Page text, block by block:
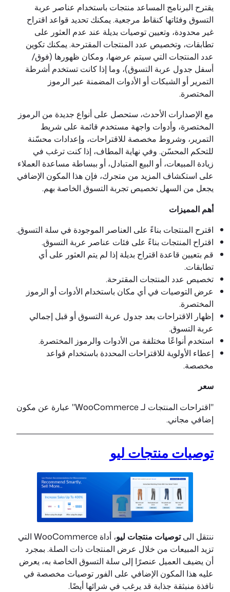
يقترح البرنامج المساعد منتجات باستخدام عناصر عربة
التسوق وفئاتها كنقاط مرجعية. يمكنك تحديد قواعد اقتراح
غير محدودة، وتعيين توصيات بديلة عند عدم العثور على
تطابقات، وتخصيص عدد المنتجات المقترحة. يمكنك تكوين
عدد المنتجات التي سيتم عرضها، ومكان ظهورها (فوق/
أسفل جدول عربة التسوق)، وما إذا كانت تستخدم أشرطة
التمرير أو الشبكات أو الأدوات المضمنة عبر الرموز
المختصرة.
مع الإصدارات الأحدث، ستحصل على أنواع جديدة من الرموز
المختصرة، وأدوات واجهة مستخدم قائمة على شريط
التمرير، وشروط مخصصة للاقتراحات، وإعدادات محسّنة
للتحكم المحسّن. وفي نهاية المطاف، إذا كنت ترغب في
زيادة المبيعات، أو البيع المتبادل، أو ببساطة مساعدة العملاء
على استكشاف المزيد من متجرك، فإن هذا المكون الإضافي
يجعل من السهل تخصيص تجربة التسوق الخاصة بهم.
أهم المميزات
اقترح المنتجات بناءً على العناصر الموجودة في سلة التسوق.
اقتراح المنتجات بناءً على فئات عناصر عربة التسوق.
قم بتعيين قاعدة اقتراح بديلة إذا لم يتم العثور على أي
تطابقات.
تخصيص عدد المنتجات المقترحة.
عرض التوصيات في أي مكان باستخدام الأدوات أو الرموز
المختصرة.
إظهار الاقتراحات بعد جدول عربة التسوق أو قبل إجمالي
عربة التسوق.
استخدم أنواعًا مختلفة من الأدوات والرموز المختصرة.
إعطاء الأولوية للاقتراحات المحددة باستخدام قواعد
مخصصة.
سعر
"اقتراحات المنتجات لـ WooCommerce" عبارة عن مكون
إضافي مجاني.
توصيات منتجات ليو
ننتقل الىتوصيات منتجات ليو
، أداة WooCommerce التي
تزيد المبيعات من خلال عرض المنتجات ذات الصلة. بمجرد
أن يضيف العميل عنصرًا إلى سلة التسوق الخاصة به، يعرض
عليه هذا المكون الإضافي على الفور توصيات مخصصة في
نافذة منبثقة جذابة قد يرغب في شرائها أيضًا.